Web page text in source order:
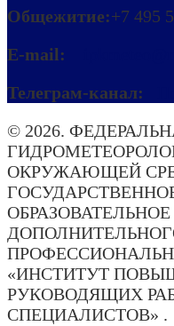
Общежитие:+7 495
E-mail:
Телеграм-канал:
© 2026.
ОКРУЖАЮЩЕЙ
«ИНСТИТУТ
РУКОВОДЯЩИХ
СПЕЦИАЛИСТОВ» .